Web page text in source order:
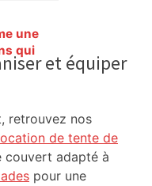
une
qui
et équiper
retrouvez nos
de tente de
couvert adapté à
pour une